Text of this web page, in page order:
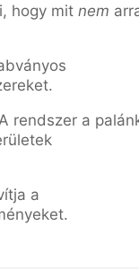
hogy mit nem
rendszer a
a